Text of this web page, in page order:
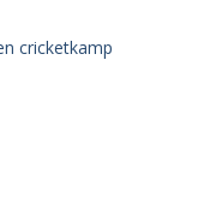
cricketkamp